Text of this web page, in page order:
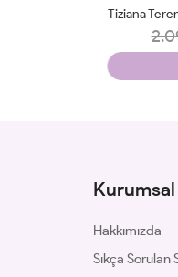
Vanilla
Kurumsal
Hakkımızda
Sıkça Sorulan